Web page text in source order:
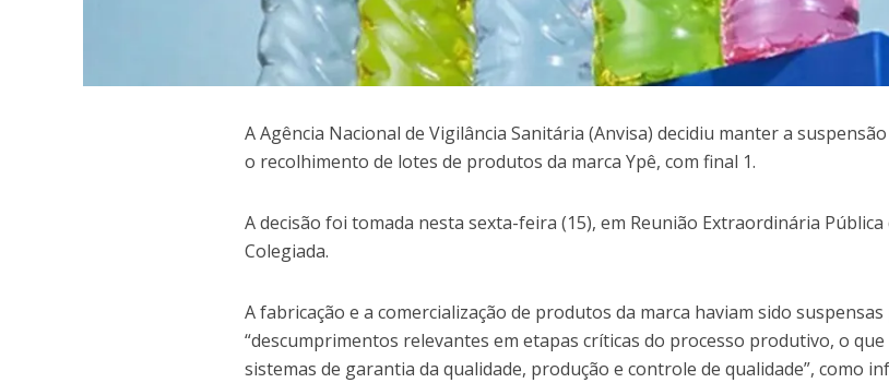
AAgência Nacional de Vigilância Sanitária (Anvisa) decidiu manter a
o recolhimento de lotes de produtos da marca Ypê, com final 1.
A decisão foi tomada nesta sexta-feira (15), em Reunião Extraordinária
Colegiada.
A fabricação e a comercialização de produtos da marca haviam sido
“descumprimentos relevantes em etapas críticas do processo produtivo, o
sistemas de garantia da qualidade, produção e controle de qualidade”, como